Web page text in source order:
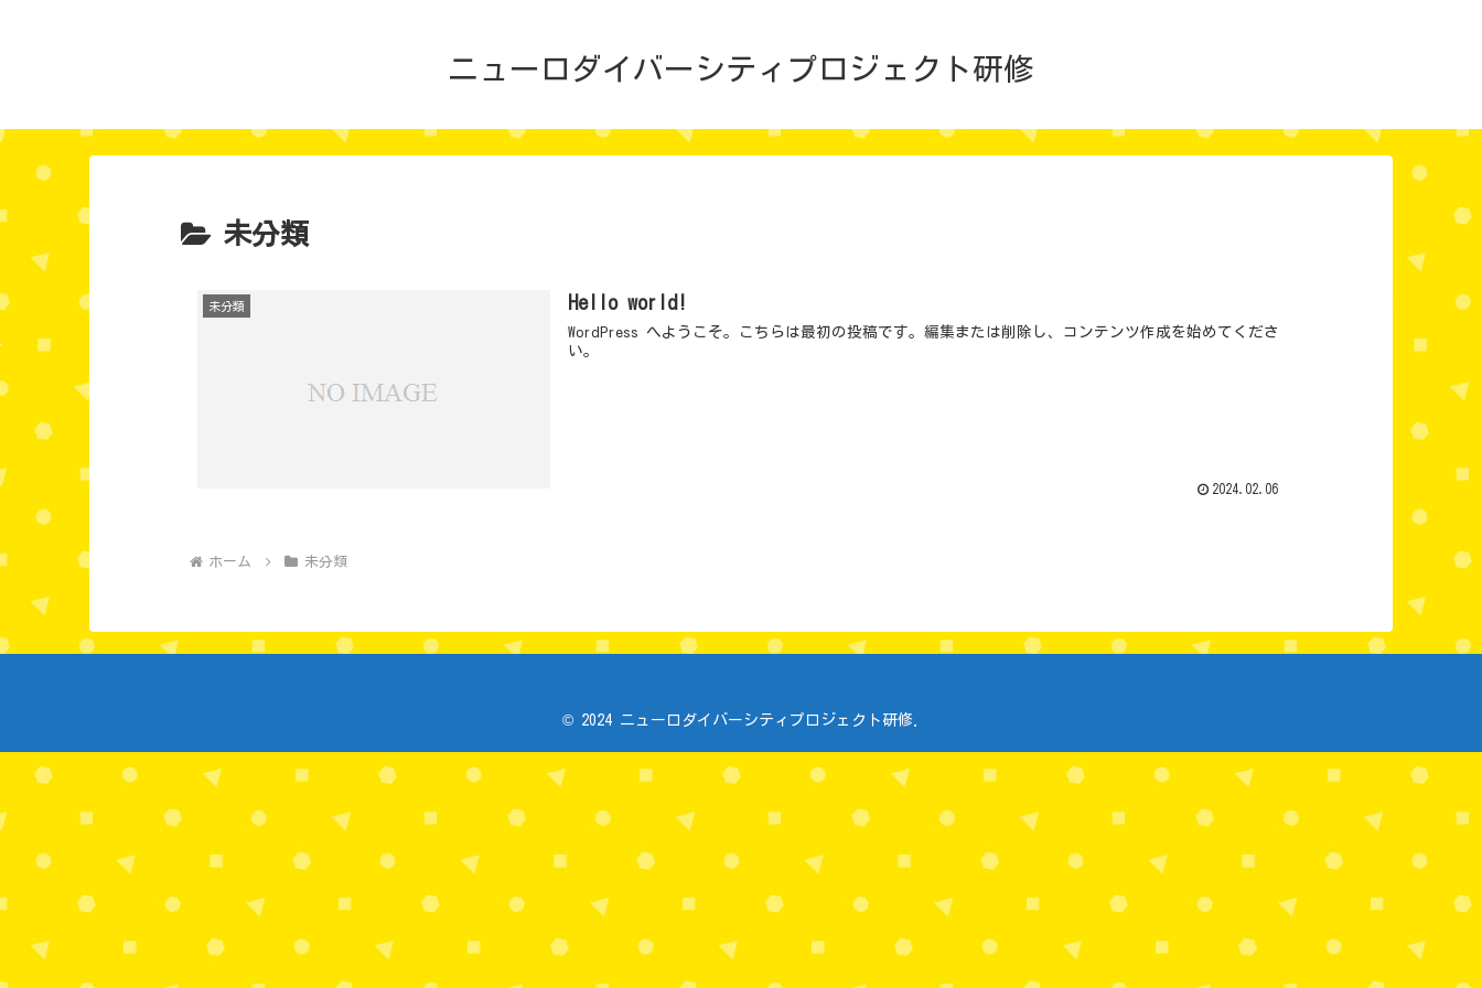
ニューロダイバーシティプロジェクト研修
未分類
未分類 Hello world!
WordPress へようこそ。こちらは最初の投稿です。編集または削除し、コンテンツ作成を始めてくださ
い。
2024.02.06
ホーム 未分類
© 2024 ニューロダイバーシティプロジェクト研修.